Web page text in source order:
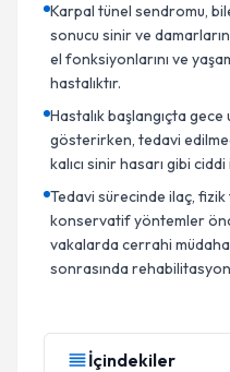
Karpal tünel sendromu,
sonucu sinir ve
el fonksiyonlarını ve
hastalıktır.
Hastalık başlangıçta
gösterirken, tedavi
kalıcı sinir hasarı gibi
Tedavi sürecinde ilaç,
konservatif yöntemler
vakalarda cerrahi
sonrasında
İçindekiler